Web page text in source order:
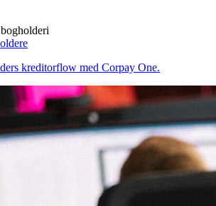
kreditorflow med Corpay One.